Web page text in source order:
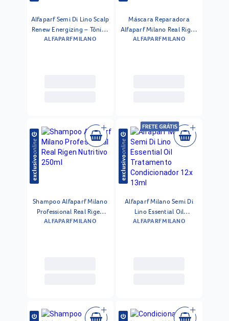
Alfaparf Semi Di Lino Scalp
Renew Energizing – Tônico
Fortalecedor 125ml
ALFAPARF MILANO
Máscara Reparadora
Alfaparf Milano Real Rigen
1kg
ALFAPARF MILANO
Shampoo Alfaparf Milano
Professional Real Rigen
Nutritivo 250ml
ALFAPARF MILANO
Alfaparf Milano Semi Di
Lino Essential Oil
Tratamento
ALFAPARF MILANO